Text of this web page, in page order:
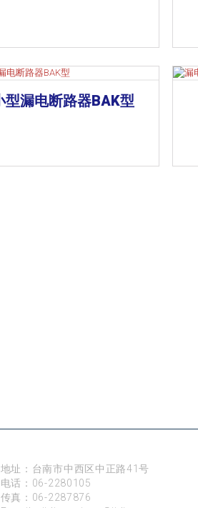
型漏电断路器BAK型
地址：台南市中西区中正路41号
电话： 06-2280105
传真：06-2287876